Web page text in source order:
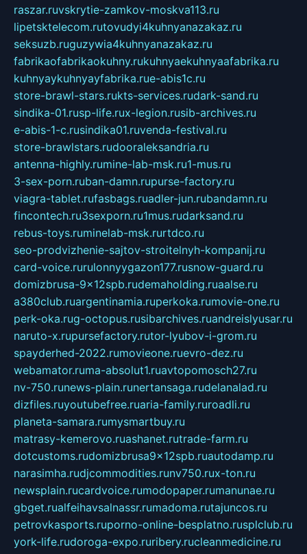
raszar.ruvskrytie-zamkov-moskva113.ru
lipetsktelecom.rutovudyi4kuhnyanazakaz.ru
seksuzb.ruguzywia4kuhnyanazakaz.ru
fabrikaofabrikaokuhny.rukuhnyaekuhnyaafabrika.ru
kuhnyaykuhnyayfabrika.rue-abis1c.ru
store-brawl-stars.rukts-services.rudark-sand.ru
sindika-01.rusp-life.rux-legion.rusib-archives.ru
e-abis-1-c.rusindika01.ruvenda-festival.ru
store-brawlstars.rudooraleksandria.ru
antenna-highly.rumine-lab-msk.ru1-mus.ru
3-sex-porn.ruban-damn.rupurse-factory.ru
viagra-tablet.rufasbags.ruadler-jun.rubandamn.ru
fincontech.ru3sexporn.ru1mus.rudarksand.ru
rebus-toys.ruminelab-msk.rurtdco.ru
seo-prodvizhenie-sajtov-stroitelnyh-kompanij.ru
card-voice.rurulonnyygazon177.rusnow-guard.ru
domizbrusa-9x12spb.rudemaholding.ruaalse.ru
a380club.ruargentinamia.ruperkoka.rumovie-one.ru
perk-oka.rug-octopus.rusibarchives.ruandreislyusar.ru
naruto-x.rupursefactory.rutor-lyubov-i-grom.ru
spayderhed-2022.rumovieone.ruevro-dez.ru
webamator.ruma-absolut1.ruavtopomosch27.ru
nv-750.runews-plain.runertansaga.rudelanalad.ru
dizfiles.ruyoutubefree.ruaria-family.ruroadli.ru
planeta-samara.rumysmartbuy.ru
matrasy-kemerovo.ruashanet.rutrade-farm.ru
dotcustoms.rudomizbrusa9x12spb.ruautodamp.ru
narasimha.rudjcommodities.runv750.rux-ton.ru
newsplain.rucardvoice.rumodopaper.rumanunae.ru
gbget.rualfeihavsalnassr.rumadoma.rutajuncos.ru
petrovkasports.ruporno-online-besplatno.rusplclub.ru
york-life.rudoroga-expo.ruribery.rucleanmedicine.ru